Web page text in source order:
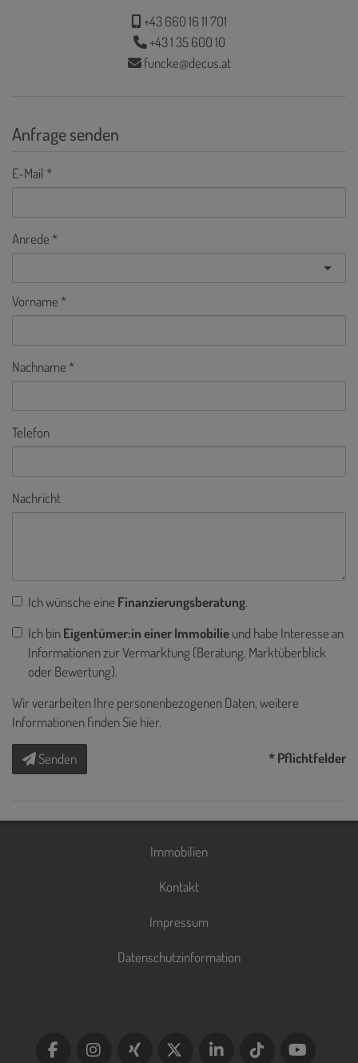
+43 660 16 11 701
+43 1 35 600 10
funcke@decus.at
Anfrage senden
E-Mail
Anrede
Vorname
Nachname
Telefon
Nachricht
Ich wünsche eine Finanzierungsberatung.
Ich binEigentümer:in einer Immobilieund habe Interesse an
Informationen zur Vermarktung (Beratung, Marktüberblick
oder Bewertung).
Wir verarbeiten Ihre personenbezogenen Daten, weitere
Informationen finden Sie hier.
Senden * Pflichtfelder
Immobilien
Kontakt
Impressum
Datenschutzinformation